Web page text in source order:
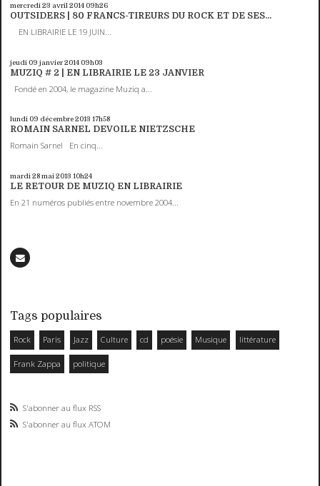
mercredi 23 avril 2014 09h26
OUTSIDERS | 80 FRANCS-TIREURS DU ROCK ET DE SES...
EN LIBRAIRIE LE 19 JUIN...
jeudi 09 janvier 2014 09h03
MUZIQ # 2 | EN LIBRAIRIE LE 23 JANVIER
Fondé en 2004, le magazine Muziq a...
lundi 09 décembre 2013 17h58
ROMAIN SARNEL DEVOILE NIETZSCHE
Romain Sarnel En cinq...
mardi 28mai 2013 10h24
LE RETOUR DE MUZIQ EN LIBRAIRIE
En 21 numéros publiés entre novembre 2004...
Tags populaires
Rock Paris Jazz Culture cd poésie Musique littérature
Frank Zappa politique
S'abonner au flux RSS
S'abonner au flux ATOM